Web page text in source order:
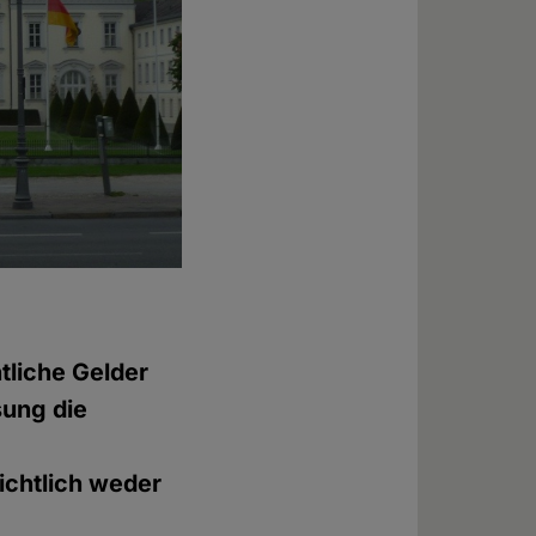
Gelder
die
weder